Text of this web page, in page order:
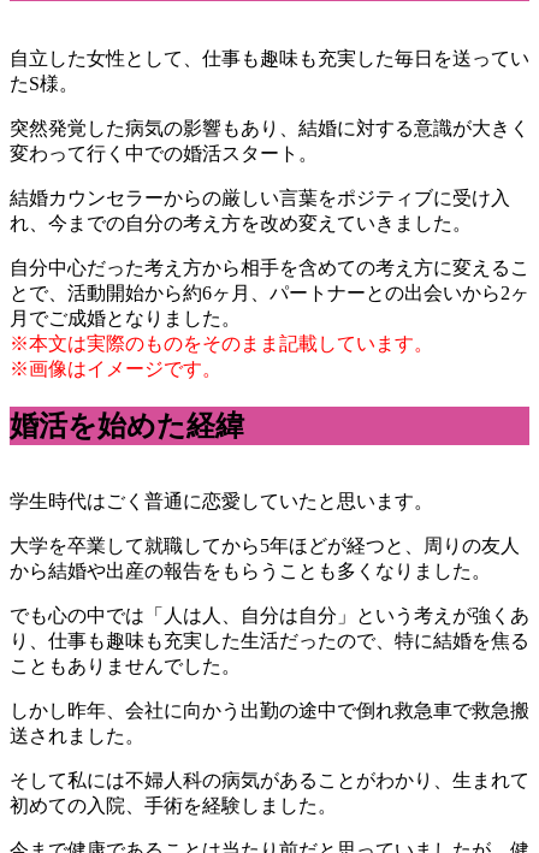
自立した女性として、仕事も趣味も充実した毎日を送ってい
たS様。
突然発覚した病気の影響もあり、結婚に対する意識が大きく
変わって行く中での婚活スタート。
結婚カウンセラーからの厳しい言葉をポジティブに受け入
れ、今までの自分の考え方を改め変えていきました。
自分中心だった考え方から相手を含めての考え方に変えるこ
とで、活動開始から約6ヶ月、パートナーとの出会いから2ヶ
月でご成婚となりました。
※本文は実際のものをそのまま記載しています。
※画像はイメージです。
婚活を始めた経緯
学生時代はごく普通に恋愛していたと思います。
大学を卒業して就職してから5年ほどが経つと、周りの友人
から結婚や出産の報告をもらうことも多くなりました。
でも心の中では「人は人、自分は自分」という考えが強くあ
り、仕事も趣味も充実した生活だったので、特に結婚を焦る
こともありませんでした。
しかし昨年、会社に向かう出勤の途中で倒れ救急車で救急搬
送されました。
そして私には不婦人科の病気があることがわかり、生まれて
初めての入院、手術を経験しました。